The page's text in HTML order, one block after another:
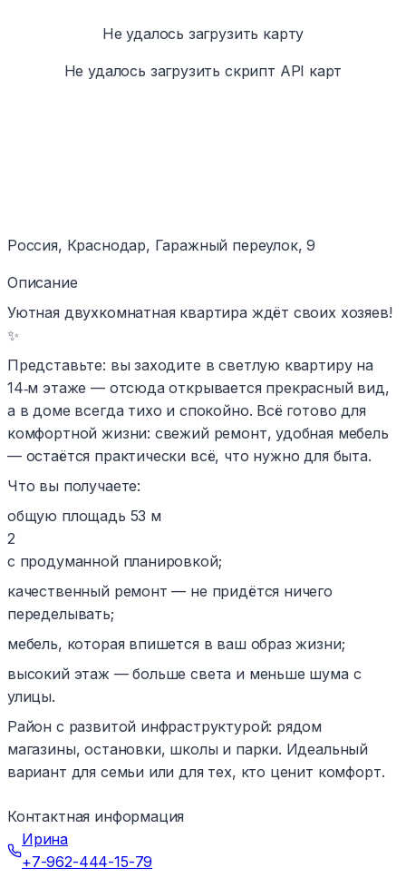
Не удалось загрузить карту
Не удалось загрузить скрипт API карт
Россия, Краснодар, Гаражный переулок, 9
Описание
Уютная двухкомнатная квартира ждёт своих хозяев!
✨
Представьте: вы заходите в светлую квартиру на
14‑м этаже — отсюда открывается прекрасный вид,
а в доме всегда тихо и спокойно. Всё готово для
комфортной жизни: свежий ремонт, удобная мебель
— остаётся практически всё, что нужно для быта.
Что вы получаете:
общую площадь 53 м
2
с продуманной планировкой;
качественный ремонт — не придётся ничего
переделывать;
мебель, которая впишется в ваш образ жизни;
высокий этаж — больше света и меньше шума с
улицы.
Район с развитой инфраструктурой: рядом
магазины, остановки, школы и парки. Идеальный
вариант для семьи или для тех, кто ценит комфорт.
Контактная информация
Ирина
+7-962-444-15-79